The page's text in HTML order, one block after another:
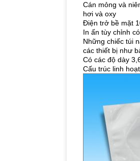
Cán mỏng và
hơi và oxy
Điện trở bề mặt
In ấn tùy chỉnh
Những chiếc túi
các thiết bị như
Có các độ dày
Cấu trúc linh